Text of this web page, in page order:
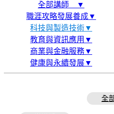
全部講師 ▼
職涯攻略發展養成▼
科技與製造技術▼
教育與資訊應用▼
商業與金融服務▼
健康與永續發展▼
全